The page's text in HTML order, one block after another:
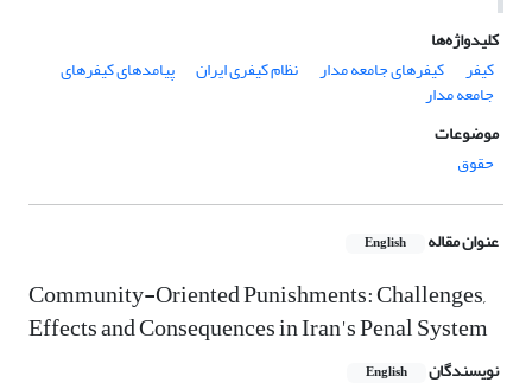
کلیدواژه‌ها
کیفر
کیفرهای جامعه مدار نظام کیفری ایران پیامدهای کیفرهای
جامعه مدار
موضوعات
حقوق
عنوان مقاله English
Community-Oriented Punishments: Challenges,
Effects and Consequences in Iran's Penal System
نویسندگان English